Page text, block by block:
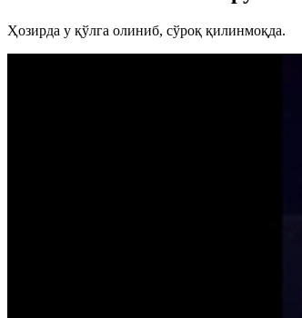
Ҳозирда у қўлга олиниб, сўроқ қилинмоқда.